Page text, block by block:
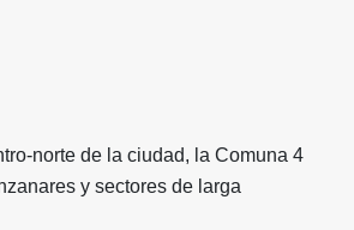
norte de la ciudad, la Comuna 4
y sectores de larga